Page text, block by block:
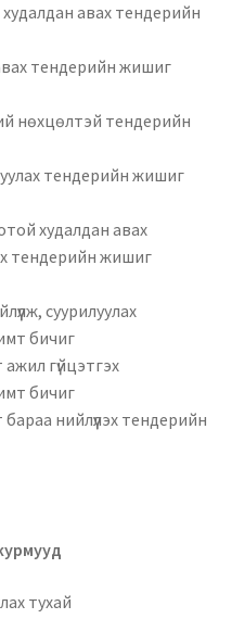
авах тендерийн
тендерийн жишиг
нөхцөлтэй тендерийн
тендерийн жишиг
худалдан авах
тендерийн жишиг
суурилуулах
бичиг
гүйцэтгэх
бичиг
нийлүүлэх тендерийн
тухай